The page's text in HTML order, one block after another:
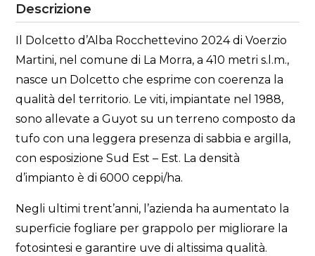
Descrizione
Il Dolcetto d’Alba Rocchettevino 2024 di Voerzio
Martini, nel comune di La Morra, a 410 metri s.l.m.,
nasce un Dolcetto che esprime con coerenza la
qualità del territorio. Le viti, impiantate nel 1988,
sono allevate a Guyot su un terreno composto da
tufo con una leggera presenza di sabbia e argilla,
con esposizione Sud Est – Est. La densità
d’impianto è di 6000 ceppi/ha.
Negli ultimi trent’anni, l’azienda ha aumentato la
superficie fogliare per grappolo per migliorare la
fotosintesi e garantire uve di altissima qualità.